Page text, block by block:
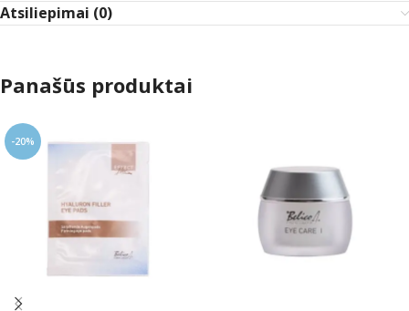
Atsiliepimai (0)
Panašūs produktai
-20%